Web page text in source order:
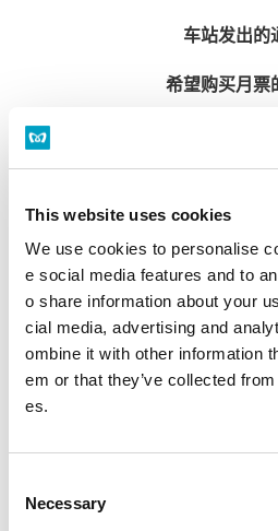
This website uses cookies
We use cookies to personalise
e social media features and to
o share information about your
cial media, advertising and
ombine it with other information
em or that they’ve collected
es.
Necessary
车站发出的
希望购买月票
月票售票处
本站没有月票售票处。
多功能售票机
全部售票处均有设置。
营业时间 首班车～截至末班车
多功能售票机
遗失物品的
在遗失当日咨询遗失物品时
请向遗失物品的站务室咨询。
请向饭田桥站（东京Metro地铁南北线）站
客服中心咨询。